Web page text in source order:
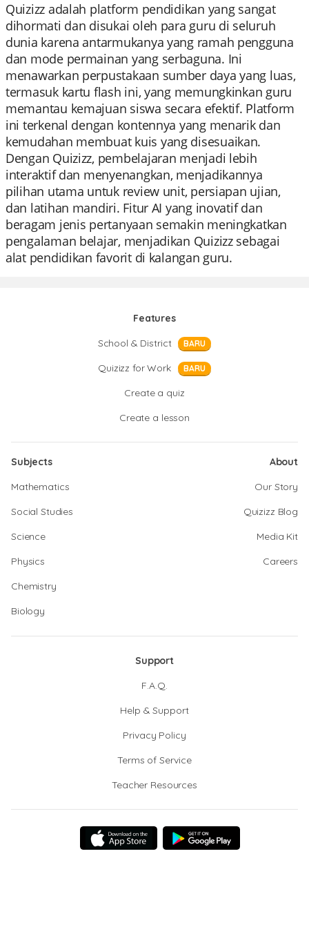
Quizizz adalah platform pendidikan yang sangat
dihormati dan disukai oleh para guru di seluruh
dunia karena antarmukanya yang ramah pengguna
dan mode permainan yang serbaguna. Ini
menawarkan perpustakaan sumber daya yang luas,
termasuk kartu flash ini, yang memungkinkan guru
memantau kemajuan siswa secara efektif. Platform
ini terkenal dengan kontennya yang menarik dan
kemudahan membuat kuis yang disesuaikan.
Dengan Quizizz, pembelajaran menjadi lebih
interaktif dan menyenangkan, menjadikannya
pilihan utama untuk review unit, persiapan ujian,
dan latihan mandiri. Fitur AI yang inovatif dan
beragam jenis pertanyaan semakin meningkatkan
pengalaman belajar, menjadikan Quizizz sebagai
alat pendidikan favorit di kalangan guru.
Features
School & District
BARU
Quizizz for Work BARU
Create a quiz
Create a lesson
Subjects
Mathematics
Social Studies
Science
Physics
Chemistry
Biology
About
Our Story
Quizizz Blog
Media Kit
Careers
Support
F.A.Q.
Help & Support
Privacy Policy
Terms of Service
Teacher Resources